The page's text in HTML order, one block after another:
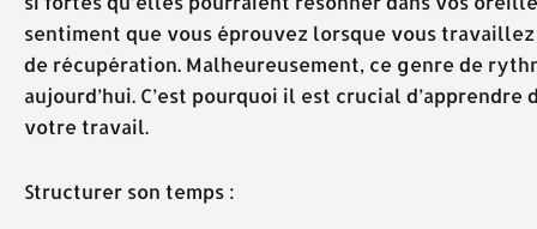
sentiment que vous éprouvez lorsque vous
de récupération. Malheureusement, ce genre de
aujourd’hui. C’est pourquoi il est crucial
votre travail.
Structurer son temps :